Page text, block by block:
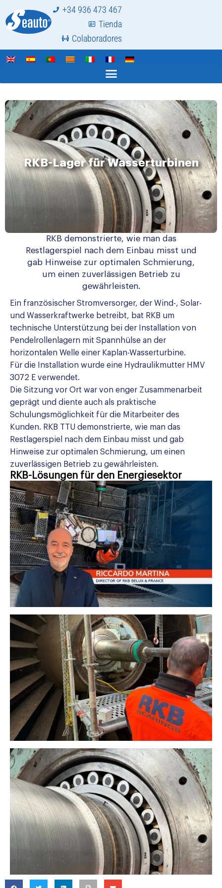
+34 936 473 467
Tienda
Colaboradores
RKB-Lager für Wasserturbinen
RKB demonstrierte, wie man das
Restlagerspiel nach dem Einbau misst und
gab Hinweise zur optimalen Schmierung,
um einen zuverlässigen Betrieb zu
gewährleisten.
Ein französischer Stromversorger, der Wind-, Solar-
und Wasserkraftwerke betreibt, bat RKB um
technische Unterstützung bei der Installation von
Pendelrollenlagern mit Spannhülse an der
horizontalen Welle einer Kaplan-Wasserturbine.
Für die Installation wurde eine Hydraulikmutter HMV
3072 E verwendet.
Die Sitzung vor Ort war von enger Zusammenarbeit
geprägt und diente auch als praktische
Schulungsmöglichkeit für die Mitarbeiter des
Kunden. RKB TTU demonstrierte, wie man das
Restlagerspiel nach dem Einbau misst und gab
Hinweise zur optimalen Schmierung, um einen
zuverlässigen Betrieb zu gewährleisten.
RKB-Lösungen für den Energiesektor